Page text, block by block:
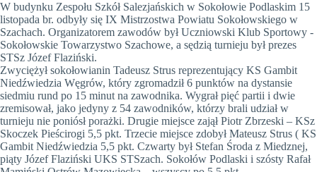
W budynku Zespołu Szkół Salezjańskich w Sokołowie Podlaskim 15
listopada br. odbyły się IX Mistrzostwa Powiatu Sokołowskiego w
Szachach. Organizatorem zawodów był Uczniowski Klub Sportowy -
Sokołowskie Towarzystwo Szachowe, a sędzią turnieju był prezes
STSz Józef Flaziński.
Zwyciężył sokołowianin Tadeusz Strus reprezentujący KS Gambit
Niedźwiedzia Węgrów, który zgromadził 6 punktów na dystansie
siedmiu rund po 15 minut na zawodnika. Wygrał pięć partii i dwie
zremisował, jako jedyny z 54 zawodników, którzy brali udział w
turnieju nie poniósł porażki. Drugie miejsce zajął Piotr Zbrzeski – KSz
Skoczek Pieścirogi 5,5 pkt. Trzecie miejsce zdobył Mateusz Strus ( KS
Gambit Niedźwiedzia 5,5 pkt. Czwarty był Stefan Środa z Miedznej,
piąty Józef Flaziński UKS STSzach. Sokołów Podlaski i szósty Rafał